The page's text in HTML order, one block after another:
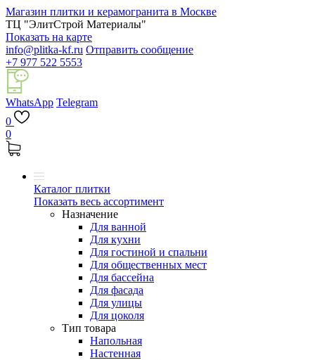
Магазин плитки и керамогранита в Москве
ТЦ "ЭлитСтрой Материалы"
Показать на карте
info@plitka-kf.ru Отправить сообщение
+7 977 522 5553
WhatsApp Telegram
0
0
Каталог плитки
Показать весь ассортимент
Назначение
Для ванной
Для кухни
Для гостиной и спальни
Для общественных мест
Для бассейна
Для фасада
Для улицы
Для цоколя
Тип товара
Напольная
Настенная